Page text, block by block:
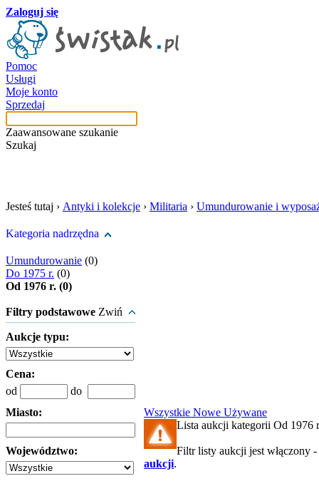
Zaloguj się
Pomoc
Usługi
Moje konto
Sprzedaj
Zaawansowane szukanie
Szukaj
Jesteś tutaj › Antyki i kolekcje › Militaria › Umundurowanie i
Kategoria nadrzędna
Umundurowanie (0)
Do 1975 r. (0)
Od 1976 r. (0)
Filtry podstawowe Zwiń
Aukcje typu:
Cena:
od
do
Miasto:
Województwo:
Wszystkie Nowe Używane
Lista aukcji kategorii Od 1976
Filtr listy aukcji jest włączony -
aukcji.